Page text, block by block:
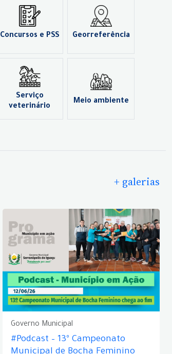
Concursos e PSS Georreferência
Serviço
veterinário
Meio ambiente
+ galerias
Governo Municipal
#Podcast – 13º Campeonato